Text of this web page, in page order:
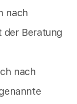
nach
der Beratung
nach